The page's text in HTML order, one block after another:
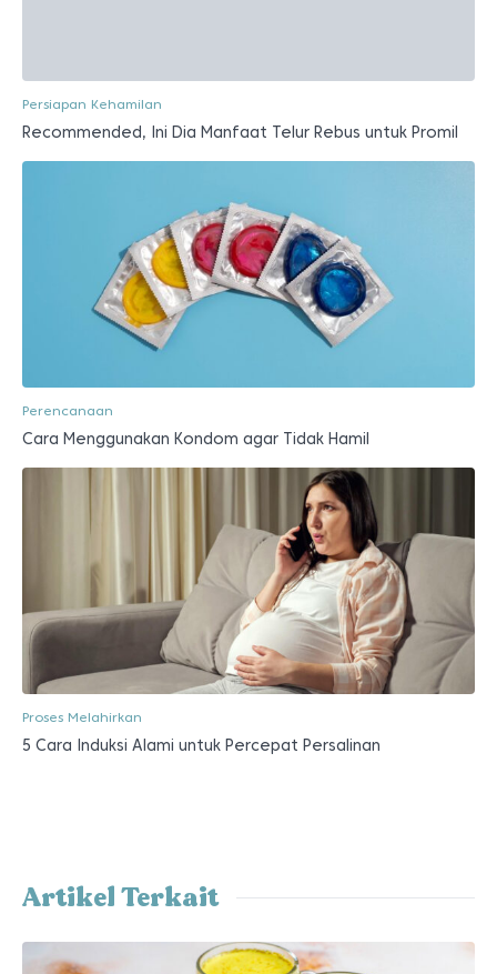
Persiapan Kehamilan
Recommended, Ini Dia Manfaat Telur Rebus untuk Promil
Perencanaan
Cara Menggunakan Kondom agar Tidak Hamil
Proses Melahirkan
5 Cara Induksi Alami untuk Percepat Persalinan
Artikel Terkait